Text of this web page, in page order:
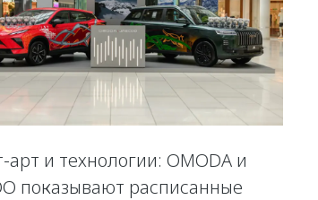
арт и технологии: OMODA и
показывают расписанные